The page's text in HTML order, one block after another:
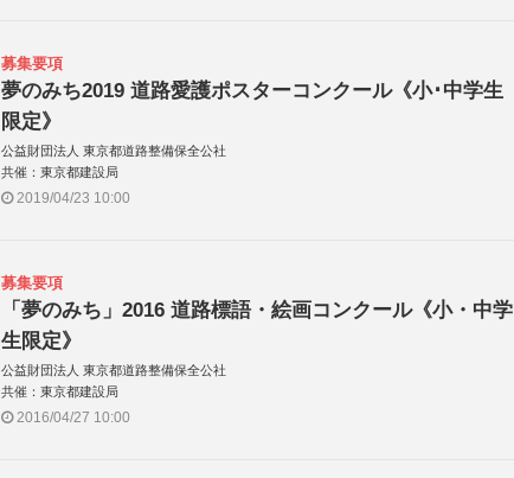
募集要項
夢のみち2019 道路愛護ポスターコンクール《小･中学生
限定》
公益財団法人 東京都道路整備保全公社
共催：東京都建設局
2019/04/23 10:00
募集要項
「夢のみち」2016 道路標語・絵画コンクール《小・中学
生限定》
公益財団法人 東京都道路整備保全公社
共催：東京都建設局
2016/04/27 10:00